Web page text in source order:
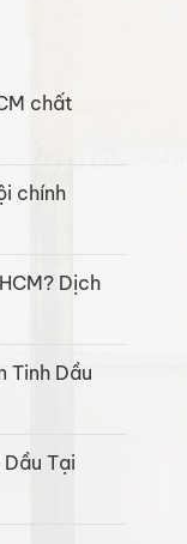
chất
chính
Dịch
Tinh Dầu
Tại